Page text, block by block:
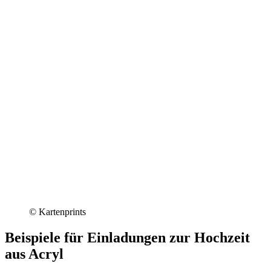
© Kartenprints
Beispiele für Einladungen zur Hochzeit
aus Acryl